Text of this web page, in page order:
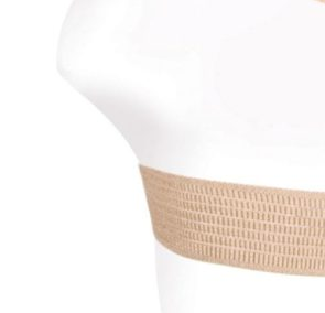
КОРСЕТ
ПРОТЕЗЫ ВЕРХНИХ